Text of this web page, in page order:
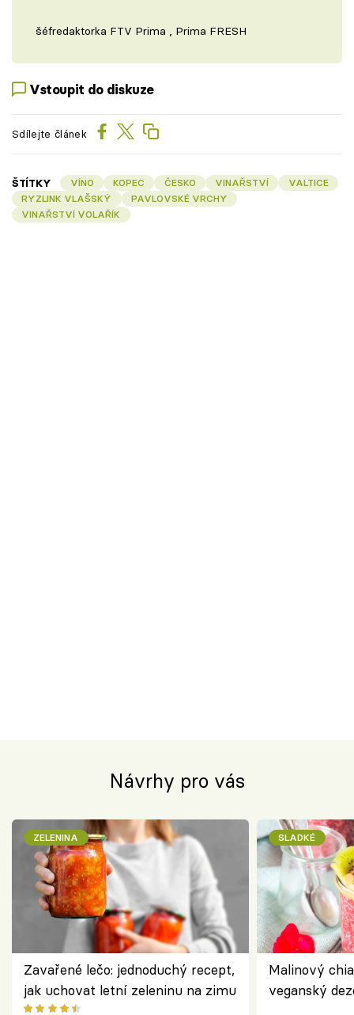
šéfredaktorka FTV Prima , Prima FRESH
Vstoupit do diskuze
Sdílejte článek
ŠTÍTKY VÍNO KOPEC ČESKO VINAŘSTVÍ
VALTICE
RYZLINK VLAŠSKÝ
PAVLOVSKÉ VRCHY
VINAŘSTVÍ VOLAŘÍK
Návrhy pro vás
ZELENINA
Zavařené lečo: jednoduchý recept,
jak uchovat letní zeleninu na zimu
SLADKÉ
Malinový
veganský